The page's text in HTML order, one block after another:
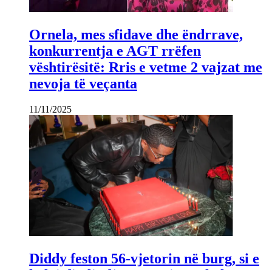
Ornela, mes sfidave dhe ëndrrave,
konkurrentja e AGT rrëfen
vështirësitë: Rris e vetme 2 vajzat me
nevoja të veçanta
11/11/2025
Diddy feston 56-vjetorin në burg, si e